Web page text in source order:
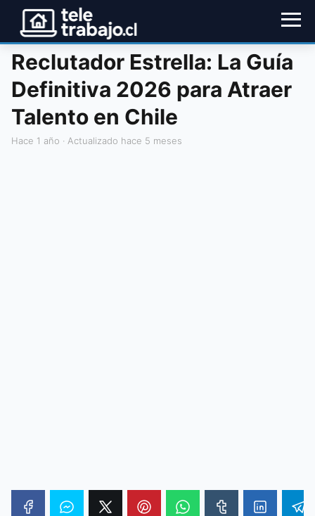
Reclutador Estrella: La Guía
Definitiva 2026 para Atraer
Talento en Chile
hace 1 año · Actualizado hace 5 meses